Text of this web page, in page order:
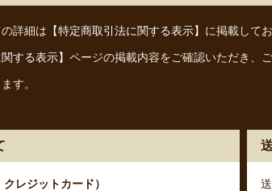
詳細は 【特定商取引法に関する表示】 に掲載して
する表示】 ページの掲載内容をご確認いただき、
す。
レジットカード）